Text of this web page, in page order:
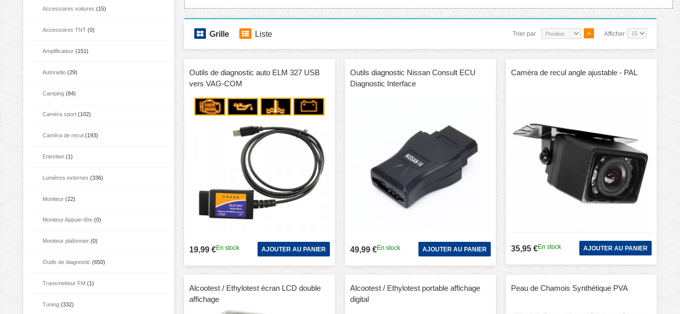
Grille Liste Afficher
Trier par
Outils de diagnostic auto ELM 327 USB
vers VAG-COM
19,99 €En stock AJOUTER AU PANIER
Outils diagnostic Nissan Consult ECU
Diagnostic Interface
49,99 €En stock AJOUTER AU PANIER
Caméra de recul angle ajustable - PAL
35,95 €En stock AJOUTER AU PANIER
Alcootest / Ethylotest écran LCD double
affichage
Alcootest / Ethylotest portable affichage
digital
Peau de Chamois Synthétique PVA
Accessoires voitures (15)
Accessoires TNT (0)
Amplificateur (151)
Autoradio (29)
Camping (84)
Caméra sport (102)
Caméra de recul (193)
Entretien (1)
Lumières externes (336)
Moniteur (22)
Moniteur Appuie-tête (0)
Moniteur plafonnier (0)
Outils de diagnostic (650)
Transmetteur FM (1)
Tuning (332)